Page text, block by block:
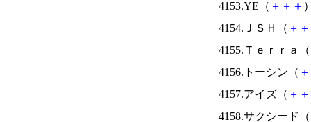
4153.YE（ ＋ ＋ ＋
4154.ＪＳＨ（ ＋ ＋
4155.Ｔｅｒｒａ（
4156.トーシン（ ＋
4157.アイズ（ ＋ ＋
4158.サクシード（